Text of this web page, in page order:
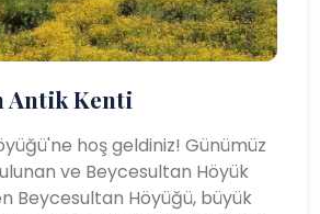
Antik Kenti
hoş geldiniz! Günümüz
ve Beycesultan Höyük
Beycesultan Höyüğü, büyük